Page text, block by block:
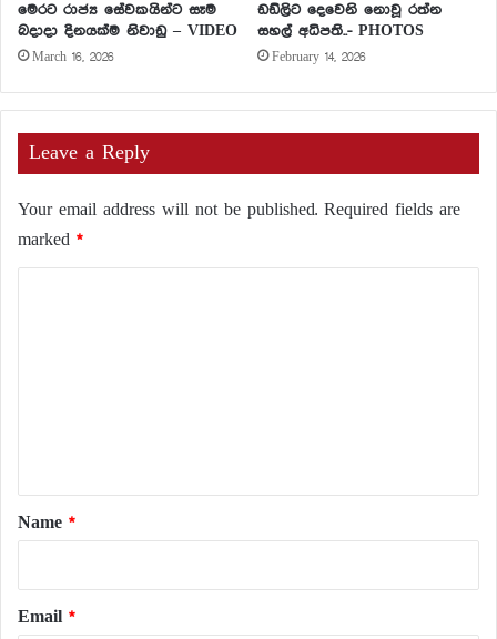
මෙරට රාජ්‍ය සේවකයින්ට සෑම
බදාදා දිනයක්ම නිවාඩු – VIDEO
March 16, 2026
ඩඩ්ලිට දෙවෙනි නොවූ රත්න
සහල් අධිපති..- PHOTOS
February 14, 2026
Leave a Reply
Your email address will not be published. Required fields are
marked *
*
Name *
Email *